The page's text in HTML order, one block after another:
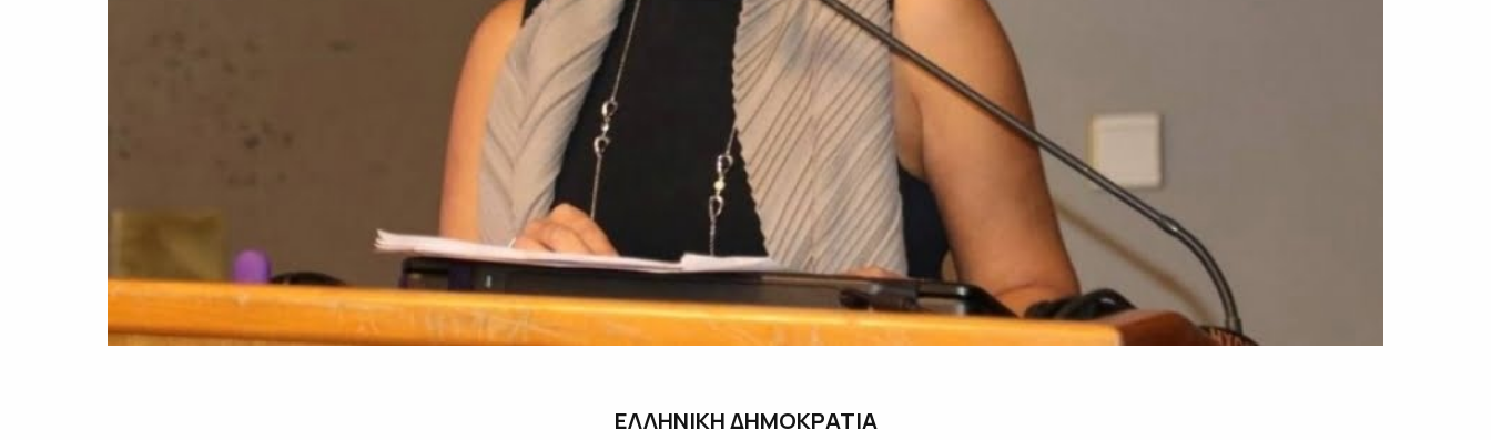
ΕΛΛΗΝΙΚΗ ΔΗΜΟΚΡΑΤΙΑ